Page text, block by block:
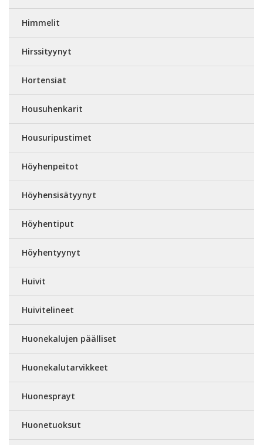
Himmelit
Hirssityynyt
Hortensiat
Housuhenkarit
Housuripustimet
Höyhenpeitot
Höyhensisätyynyt
Höyhentiput
Höyhentyynyt
Huivit
Huivitelineet
Huonekalujen päälliset
Huonekalutarvikkeet
Huonesprayt
Huonetuoksut